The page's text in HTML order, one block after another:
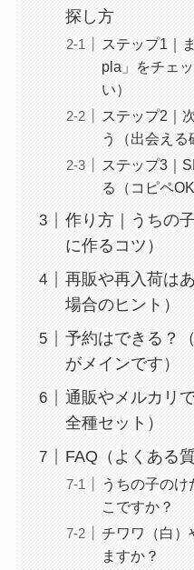
探し方
ステップ1｜
pla」をチェ
い）
ステップ2｜
う（出会える
ステップ3｜
る（コピペOK
作り方｜うちの
に作るコツ）
再販や再入荷は
場合のヒント）
予約はできる？
がメインです）
通販やメルカリ
全種セット）
FAQ（よくある質
うちの子の
こですか？
チワワ（白）
ますか？